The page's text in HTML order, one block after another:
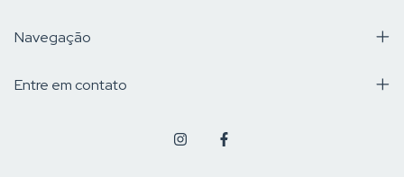
Navegação
Entre em contato